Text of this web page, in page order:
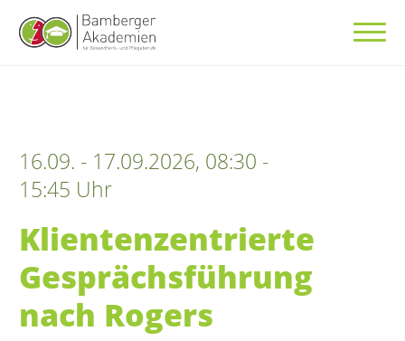
16.09. - 17.09.2026, 08:30 -
15:45 Uhr
Klientenzentrierte
Gesprächsführung
nach Rogers